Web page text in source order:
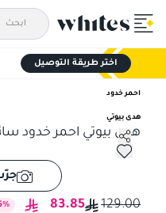
اختر طريقة التوصيل
احمر خدود
هدى بيوتي
هدى بيوتي احمر خدود
هدى بيوتي احمر خدود سائل
129.00
83.85
%